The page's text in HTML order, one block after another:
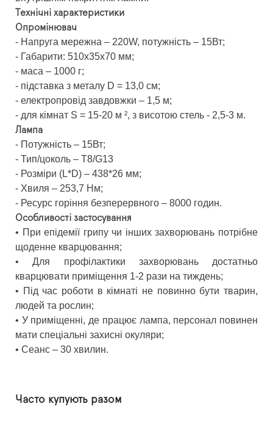
Технічні характеристики
Опромінювач
- Напруга мережна – 220W, потужність – 15Вт;
- Габарити: 510x35x70 мм;
- маса – 1000 г;
- підставка з металу D = 13,0 см;
- електропровід завдовжки – 1,5 м;
- для кімнат S = 15-20 м ², з висотою стель - 2,5-3 м.
Лампа
- Потужність – 15Вт;
- Тип/цоколь – Т8/G13
- Розміри (L*D) – 438*26 мм;
- Хвиля – 253,7 Нм;
- Ресурс горіння безперервного – 8000 годин.
Особливості застосування
• При епідемії грипу чи інших захворювань потрібне
щоденне кварцювання;
• Для профілактики захворювань достатньо
кварцювати приміщення 1-2 рази на тиждень;
• Під час роботи в кімнаті не повинно бути тварин,
людей та рослин;
• У приміщенні, де працює лампа, персонал повинен
мати спеціальні захисні окуляри;
• Сеанс – 30 хвилин.
Часто купують разом